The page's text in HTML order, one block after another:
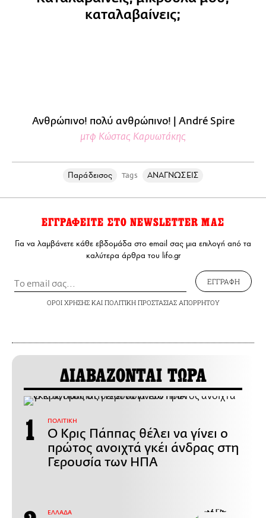
καταλαβαίνεις;
Ανθρώπινο! πολύ ανθρώπινο! | André Spire
μτφ Κώστας Καρυωτάκης
Παράδεισος Tags ΑΝΑΓΝΩΣΕΙΣ
ΕΓΓΡΑΦΕΙΤΕ ΣΤΟ NEWSLETTER ΜΑΣ
Για να λαμβάνετε κάθε εβδομάδα στο email σας μια επιλογή από τα
καλύτερα άρθρα του lifo.gr
ΕΓΓΡΑΦΗ
ΟΡΟΙ ΧΡΗΣΗΣΚΑΙ ΠΟΛΙΤΙΚΗ ΠΡΟΣΤΑΣΙΑΣ ΑΠΟΡΡΗΤΟΥ
ΔΙΑΒΑΖΟΝΤΑΙ ΤΩΡΑ
ΠΟΛΙΤΙΚΗ
Ο Κρις Πάππας θέλει να γίνει ο
πρώτος ανοιχτά γκέι άνδρας στη
Γερουσία των ΗΠΑ
ΕΛΛΑΔΑ